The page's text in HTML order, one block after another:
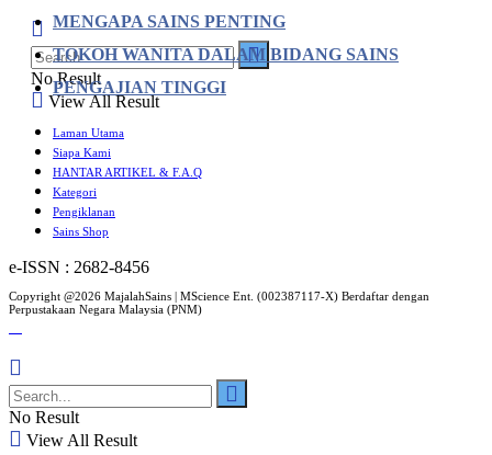
No Result
View All Result
MENGAPA SAINS PENTING
TOKOH WANITA DALAM BIDANG SAINS
PENGAJIAN TINGGI
Laman Utama
Siapa Kami
HANTAR ARTIKEL & F.A.Q
Kategori
Pengiklanan
Sains Shop
e-ISSN : 2682-8456
Copyright @2026 MajalahSains | MScience Ent. (002387117-X) Berdaftar dengan
Perpustakaan Negara Malaysia (PNM)
No Result
View All Result